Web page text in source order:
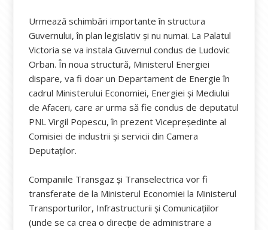
Urmează schimbări importante în structura
Guvernului, în plan legislativ și nu numai. La Palatul
Victoria se va instala Guvernul condus de Ludovic
Orban. În noua structură, Ministerul Energiei
dispare, va fi doar un Departament de Energie în
cadrul Ministerului Economiei, Energiei și Mediului
de Afaceri, care ar urma să fie condus de deputatul
PNL Virgil Popescu, în prezent Vicepreședinte al
Comisiei de industrii și servicii din Camera
Deputaților.
Companiile Transgaz şi Transelectrica vor fi
transferate de la Ministerul Economiei la Ministerul
Transporturilor, Infrastructurii și Comunicațiilor
(unde se ca crea o direcție de administrare a